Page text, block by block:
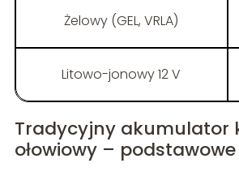
Żelowy (GEL, VRLA)
Litowo-jonowy 12 V
Tradycyjny akumulator
ołowiowy –